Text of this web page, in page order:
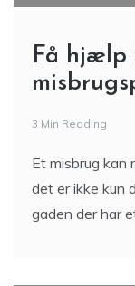
Få hjælp
3 Min Reading
Et misbrug kan
det er ikke kun
gaden der har